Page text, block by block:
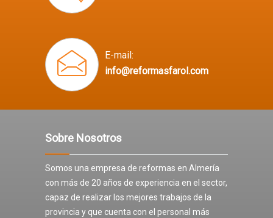
E-mail:
info@reformasfarol.com
Sobre Nosotros
Somos una empresa de reformas en Almería
con más de 20 años de experiencia en el sector,
capaz de realizar los mejores trabajos de la
provincia y que cuenta con el personal más